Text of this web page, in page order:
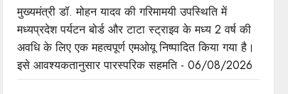
मुख्यमंत्री डॉ. मोहन यादव की गरिमामयी उपस्थिति में
मध्यप्रदेश पर्यटन बोर्ड और टाटा स्ट्राइव के मध्य 2 वर्ष की
अवधि के लिए एक महत्वपूर्ण एमओयू निष्पादित किया गया है।
इसे आवश्यकतानुसार पारस्परिक सहमति - 06/08/2026